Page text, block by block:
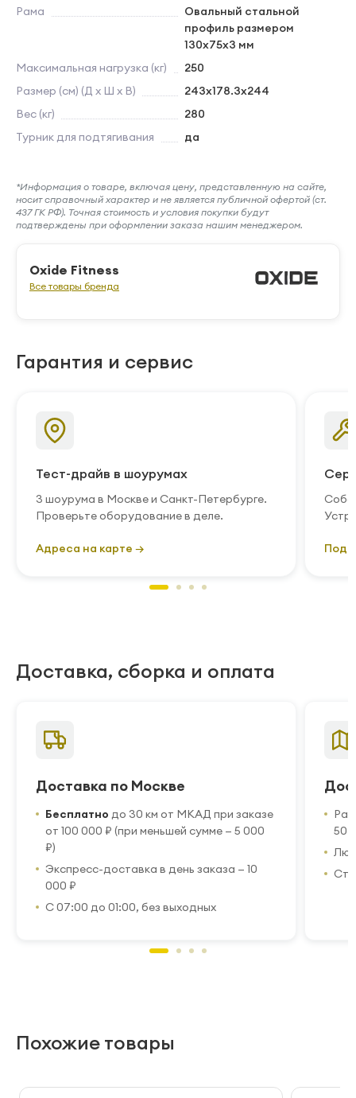
Рама
Овальный стальной
профиль размером
130х75х3 мм
Максимальная нагрузка (кг)
250
Размер (см) (Д х Ш х В)
243x178.3x244
Вес (кг)
280
Турник для подтягивания
да
*Информация о товаре, включая цену, представленную на сайте,
носит справочный характер и не является публичной офертой (ст.
437 ГК РФ). Точная стоимость и условия покупки будут
подтверждены при оформлении заказа нашим менеджером.
Oxide Fitness
Все товары бренда
Гарантия и сервис
Тест-драйв в шоурумах
3 шоурума в Москве и Санкт-Петербурге.
Проверьте оборудование в деле.
Адреса на карте →
Доставка, сборка и оплата
Доставка по Москве
Бесплатно до 30 км от МКАД при заказе
от 100 000 ₽ (при меньшей сумме — 5 000
₽)
Экспресс-доставка в день заказа — 10
000 ₽
С 07:00 до 01:00, без выходных
50
Похожие товары